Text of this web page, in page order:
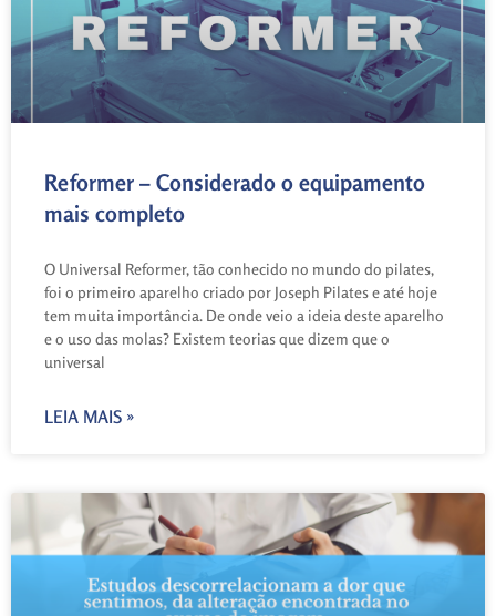
Reformer – Considerado o equipamento
mais completo
O Universal Reformer, tão conhecido no mundo do pilates,
foi o primeiro aparelho criado por Joseph Pilates e até hoje
tem muita importância. De onde veio a ideia deste aparelho
e o uso das molas? Existem teorias que dizem que o
universal
LEIA MAIS »